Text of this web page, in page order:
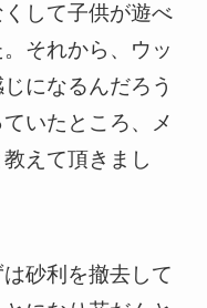
して子供が遊べ
それから、ウッ
になるんだろう
いたところ、メ
えて頂きまし
砂利を撤去して